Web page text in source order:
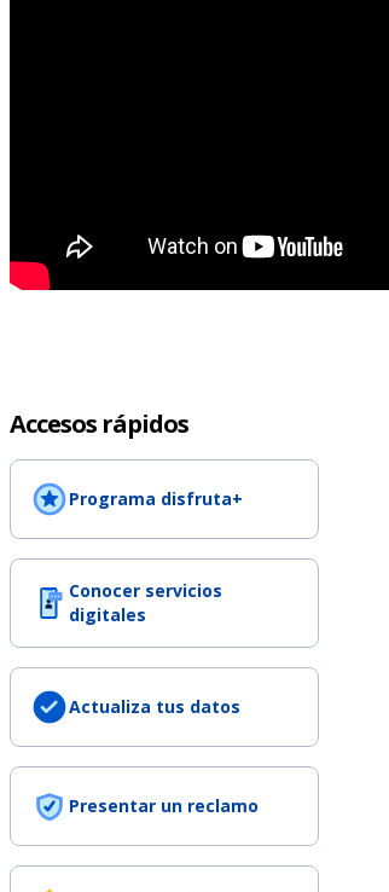
Accesos rápidos
Programa disfruta+
Conocer servicios
digitales
Actualiza tus datos
Presentar un reclamo